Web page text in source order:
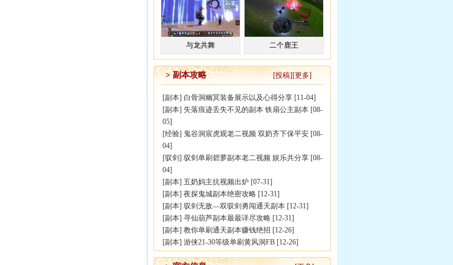
与龙共舞 二个鹿王
> 副本攻略 [投稿][更多]
[副本] 白骨洞幽冥装备展示以及心得分享 [11-04]
[副本] 失落痕迹丢失不见的副本 铁扇公主副本 [08-
05]
[经验] 鬼谷洞宸虎观老二视频 双奶齐下保平安 [08-
04]
[驭剑] 驭剑单刷碧萝副本老二视频 娱乐共分享 [08-
04]
[副本] 五奶妈主抗视频出炉 [07-31]
[副本] 夜探鬼城副本绝密攻略 [12-31]
[副本] 驭剑无敌―双驭剑勇闯通天副本 [12-31]
[副本] 寻仙葫芦副本最最详尽攻略 [12-31]
[副本] 教你单刷通天副本赚钱绝招 [12-26]
[副本] 游侠21-30等级单刷黄风洞FB [12-26]